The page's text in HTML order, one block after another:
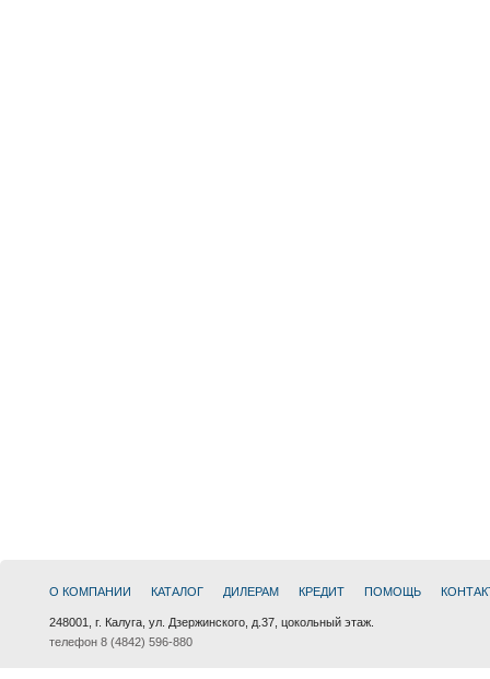
О КОМПАНИИ КАТАЛОГ ДИЛЕРАМ КРЕДИТ ПОМОЩЬ
248001, г. Калуга, ул. Дзержинского, д.37, цокольный этаж.
телефон 8 (4842) 596-880